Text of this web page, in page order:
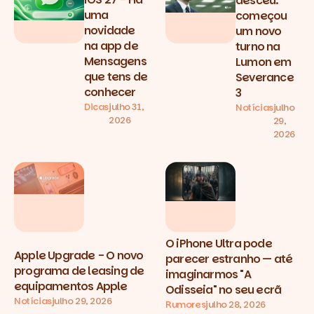
uma
novidade
na app de
Mensagens
que tens de
conhecer
Dicasjulho 31,
2026
começou
um novo
turno na
Lumon em
Severance
3
Notíciasjulho
29,
2026
Apple Upgrade - O novo
programa de leasing de
equipamentos Apple
Notíciasjulho 29, 2026
O iPhone Ultra pode
parecer estranho — até
imaginarmos "A
Odisseia" no seu ecrã
Rumoresjulho 28, 2026